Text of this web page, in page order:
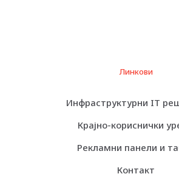
Линкови
Инфраструктурни IT
Крајно-кориснички
Рекламни панели и
Контакт